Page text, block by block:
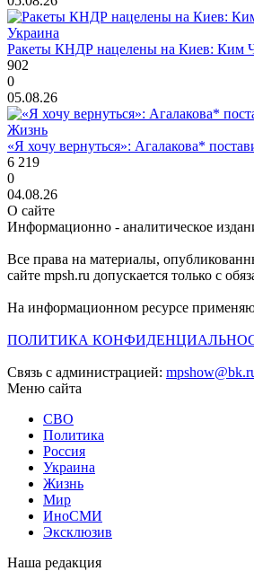
Украина
Ракеты КНДР нацелены на Киев: Ким
902
0
05.08.26
Жизнь
«Я хочу вернуться»: Агалакова*
6 219
0
04.08.26
О сайте
Информационно - аналитическое
Все права на материалы,
сайте mpsh.ru допускается только с
На информационном ресурсе
ПОЛИТИКА
Связь с администрацией:
Меню сайта
СВО
Политика
Россия
Украина
Жизнь
Мир
ИноСМИ
Эксклюзив
Наша редакция